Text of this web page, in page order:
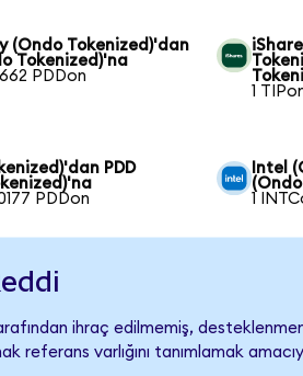
(Ondo Tokenized)'dan
Tokenized)'na
PDDon
1
PDD
PDDon
Intel
1
ihraç edilmemiş,
referans varlığını tanımlamak